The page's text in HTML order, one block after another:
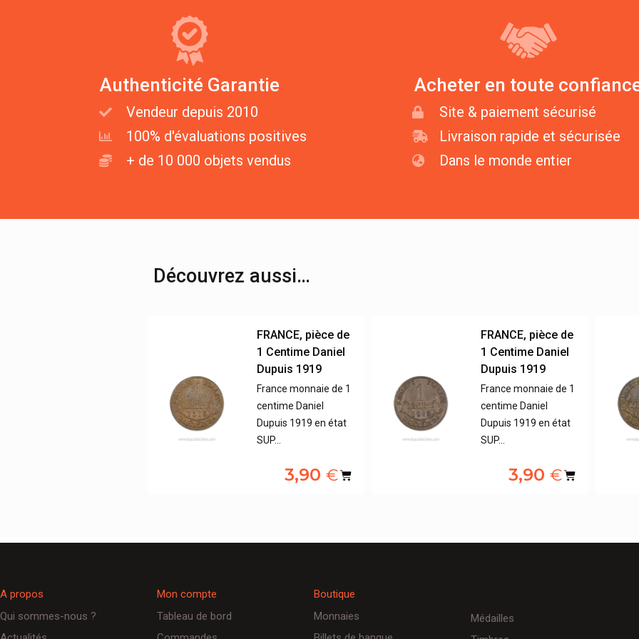
Authenticité Garantie
Vendeur depuis 2010
100% d'évaluations positives
+ de 10 000 objets vendus
Acheter en toute
Site & paiement sécurisé
Livraison rapide et sécurisée
Dans le monde entier
Découvrez aussi…
FRANCE, pièce de
1 Centime Daniel
Dupuis 1919
France monnaie de 1
centime Daniel
Dupuis 1919 en état
SUP…
3,90 €
FRANCE, pièce de
1 Centime Daniel
Dupuis 1919
France monnaie de 1
centime Daniel
Dupuis 1919 en état
SUP…
3,90 €
A propos
Qui sommes-nous ?
Mon compte
Tableau de bord
Boutique
Monnaies
Médailles